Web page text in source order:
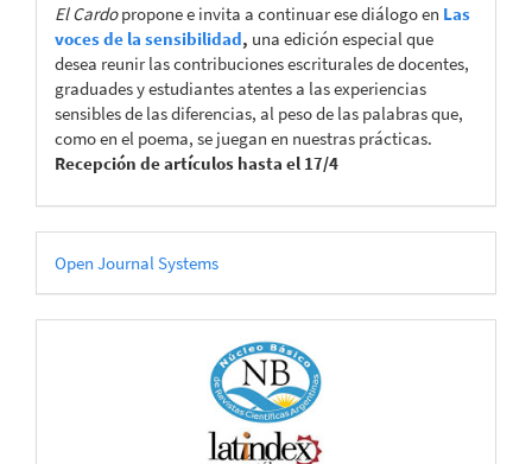
El Cardopropone e invita a continuar ese diálogo en Las
voces de la sensibilidad, una edición especial que
desea reunir las contribuciones escriturales de docentes,
graduades y estudiantes atentes a las experiencias
sensibles de las diferencias, al peso de las palabras que,
como en el poema, se juegan en nuestras prácticas.
Recepción de artículos hasta el 17/4
Desarrollado
por
Open Journal Systems
CATÁLOGOS